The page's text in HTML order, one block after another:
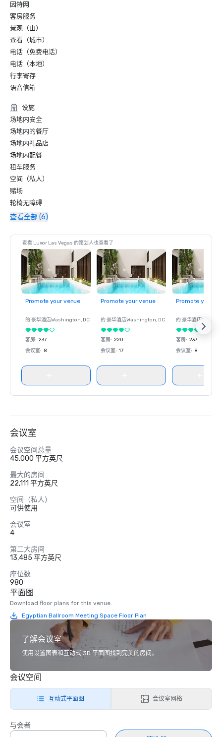
因特网
客房服务
景观（山）
查看（城市）
电话（免费电话）
电话（本地）
行李寄存
语音信箱
设施
场地内安全
场地内的餐厅
场地内礼品店
场地内配餐
租车服务
空间（私人）
赌场
轮椅无障碍
查看全部 (6)
查看 Luxor Las Vegas 的策划人也查看了
Promote your venue
的 豪华酒店Washington, DC
客房: 237
会议室: 8
Promote your venue
的 豪华酒店Washington, DC
客房: 220
会议室: 17
Promote your
的 豪华酒店
客房: 237
会议室: 8
会议室
会议空间总量
45,000 平方英尺
最大的房间
22,111 平方英尺
空间（私人）
可供使用
会议室
4
第二大房间
13,485 平方英尺
座位数
980
平面图
Download floor plans for this venue.
Egyptian Ballroom Meeting Space Floor Plan
了解会议室
使用设置图表和互动式 3D 平面图找到完美的房间。
会议空间
互动式平面图 会议室网格
与会者